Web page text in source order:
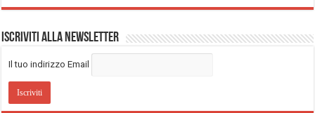
Iscriviti alla Newsletter
Il tuo indirizzo Email